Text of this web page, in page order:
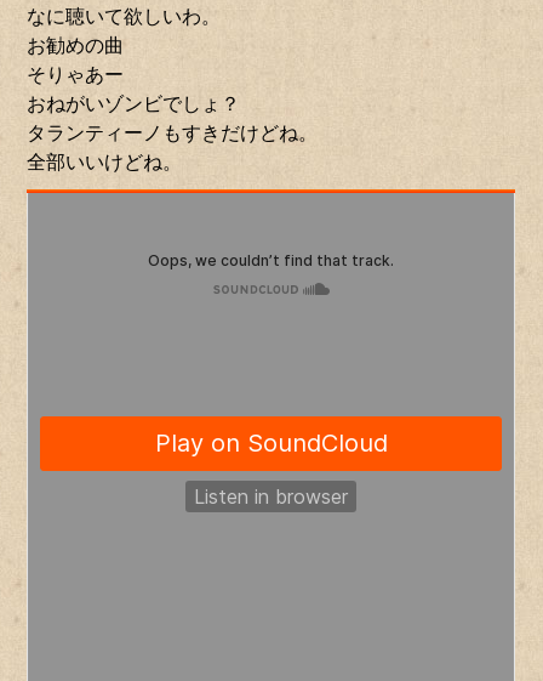
なに聴いて欲しいわ。
お勧めの曲
そりゃあー
おねがいゾンビでしょ？
タランティーノもすきだけどね。
全部いいけどね。